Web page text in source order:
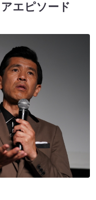
エピソード